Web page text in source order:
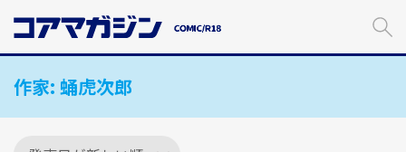
ン
作家: 蛹虎次郎